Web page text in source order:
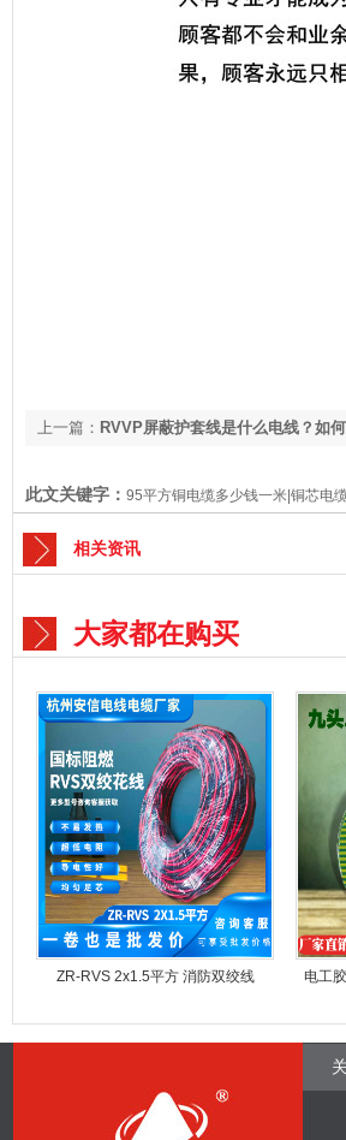
上一篇： RVVP屏蔽护套线是什么电线？如
此文关键字： 95平方铜电缆多少钱一米|铜芯电
相关资讯
大家都在购买
ZR-RVS 2x1.5平方 消防双绞线
电工